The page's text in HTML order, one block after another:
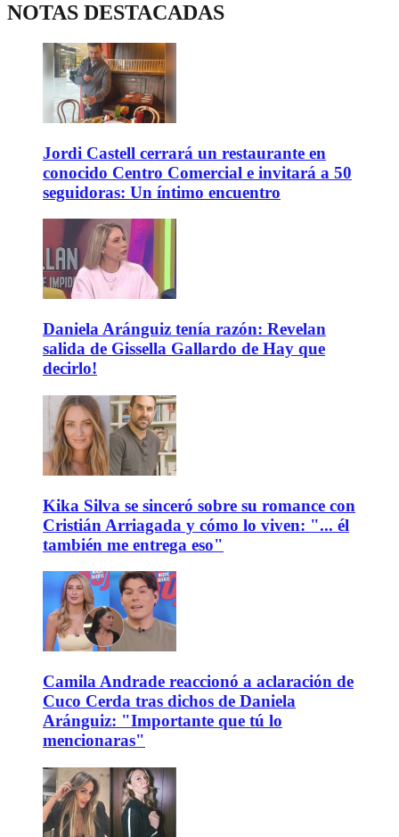
NOTAS DESTACADAS
Jordi Castell cerrará un restaurante en
conocido Centro Comercial e invitará a 50
seguidoras: Un íntimo encuentro
Daniela Aránguiz tenía razón: Revelan
salida de Gissella Gallardo de Hay que
decirlo!
Kika Silva se sinceró sobre su romance con
Cristián Arriagada y cómo lo viven: "... él
también me entrega eso"
Camila Andrade reaccionó a aclaración de
Cuco Cerda tras dichos de Daniela
Aránguiz: "Importante que tú lo
mencionaras"